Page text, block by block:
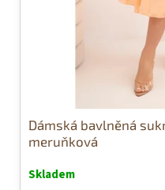
Dámská bavlněná
meruňková
Skladem